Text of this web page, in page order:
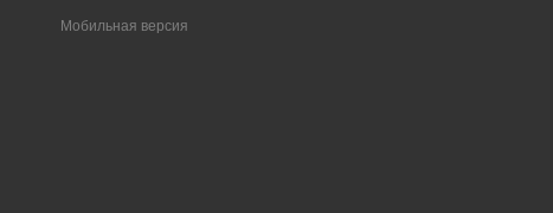
Мобильная версия